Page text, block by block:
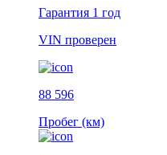
Гарантия 1 год
VIN проверен
88 596
Пробег (км)